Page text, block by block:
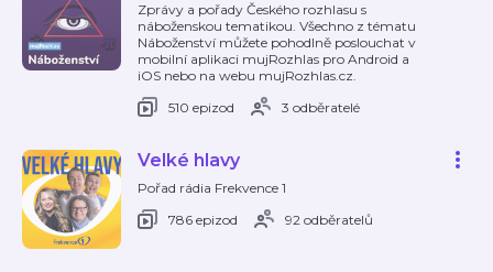
Zprávy a pořady Českého rozhlasu s
náboženskou tematikou. Všechno z tématu
Náboženství můžete pohodlně poslouchat v
mobilní aplikaci mujRozhlas pro Android a
iOS nebo na webu mujRozhlas.cz.
510 epizod
3 odběratelé
Velké hlavy
Pořad rádia Frekvence 1
786 epizod
92 odběratelů